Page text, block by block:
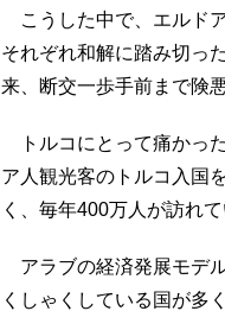
こうした中で、エルド
それぞれ和解に踏み切っ
来、断交一歩手前まで険
トルコにとって痛かっ
ア人観光客のトルコ入国
く、毎年400万人が訪れ
アラブの経済発展モデ
くしゃくしている国が多